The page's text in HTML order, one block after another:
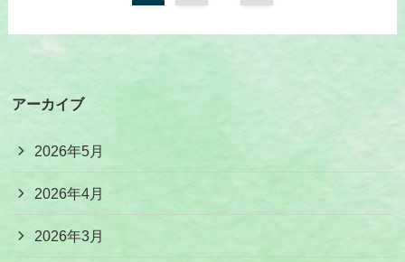
アーカイブ
2026年5月
2026年4月
2026年3月